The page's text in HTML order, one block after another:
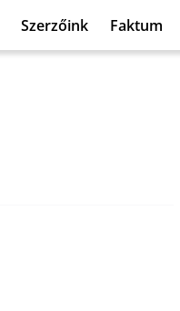
Szerzőink Faktum